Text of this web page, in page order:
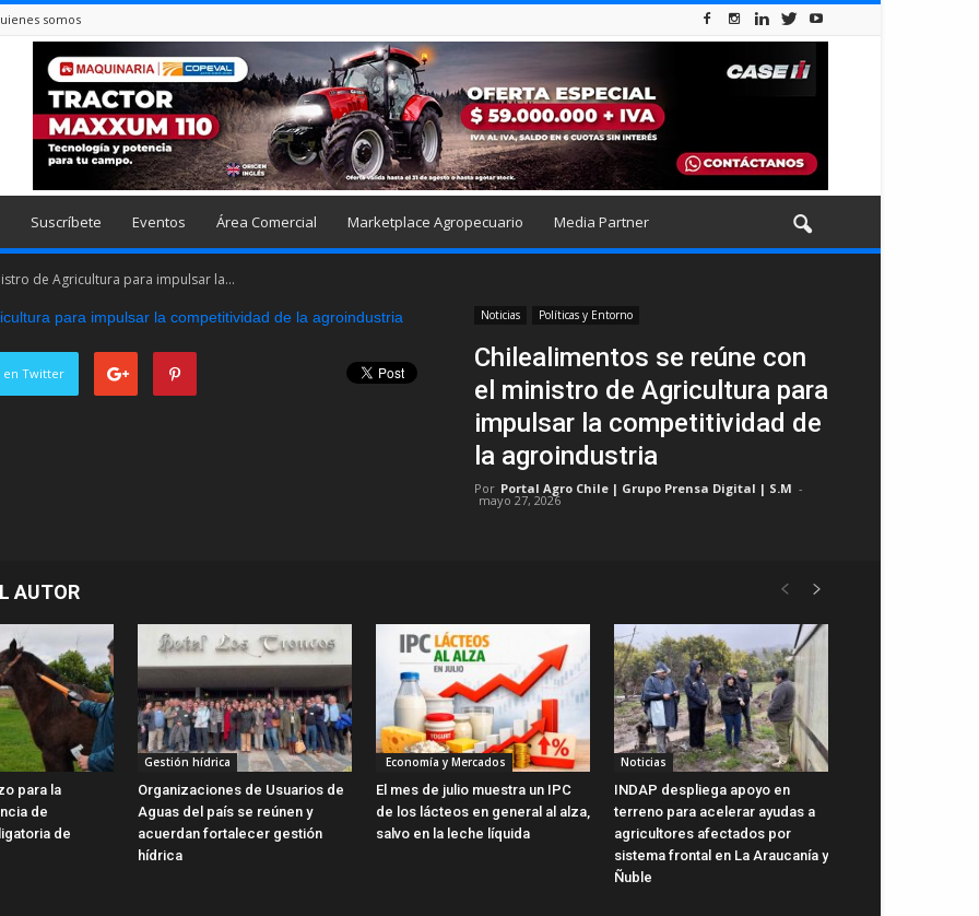
somos
Suscríbete Eventos Área Comercial Marketplace Agropecuario Media Partner
de Agricultura para impulsar la...
Noticias Políticas y Entorno
Chilealimentos se reúne con
el ministro de Agricultura para
impulsar la competitividad de
la agroindustria
Por Portal Agro Chile | Grupo Prensa Digital | S.M -
mayo 27, 2026
Twitter
AUTOR
para la
de
de
Gestión hídrica
Organizaciones de Usuarios de
Aguas del país se reúnen y
acuerdan fortalecer gestión
hídrica
Economía y Mercados
El mes de julio muestra un IPC
de los lácteos en general al alza,
salvo en la leche líquida
Noticias
INDAP despliega apoyo en
terreno para acelerar ayudas a
agricultores afectados por
sistema frontal en La Araucanía y
Ñuble